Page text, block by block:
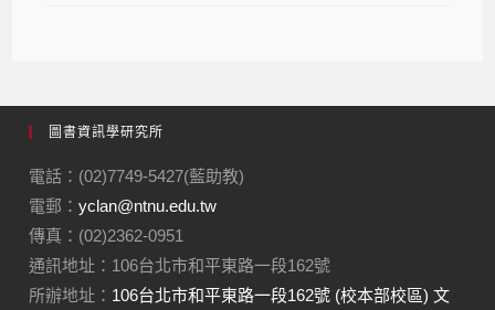
圖書資訊學研究所
電話：(02)7749-5427(藍助教)
電郵：yclan@ntnu.edu.tw
傳真：(02)2362-0951
通訊地址：106台北市和平東路一段162號
所辦地址： 106台北市和平東路一段162號 (校本部校區) 文